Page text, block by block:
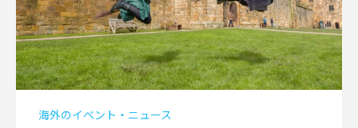
海外のイベント・ニュース